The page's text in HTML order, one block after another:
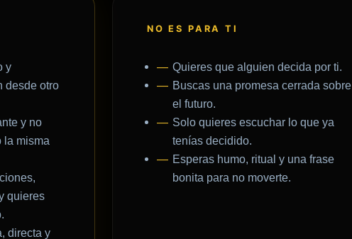
y
desde otro
y no
la misma
quieres
directa y
NO ES PARA TI
Quieres que alguien decida por ti.
Buscas una promesa cerrada sobre
el futuro.
Solo quieres escuchar lo que ya
tenías decidido.
Esperas humo, ritual y una frase
bonita para no moverte.